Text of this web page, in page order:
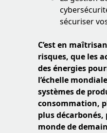
sécuriser
C’est en
risques, que les
des énergies
l’échelle
systèmes de
consommation,
plus
monde de